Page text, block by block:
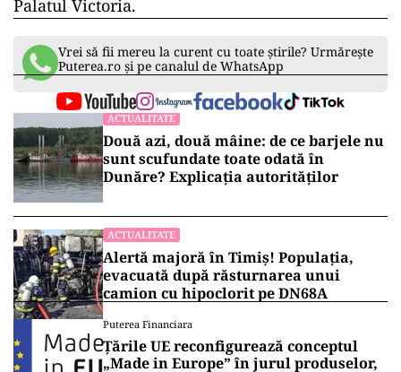
Palatul Victoria.
Vrei să fii mereu la curent cu toate știrile? Urmărește
Puterea.ro și pe canalul de WhatsApp
ACTUALITATE
Două azi, două mâine: de ce barjele nu
sunt scufundate toate odată în
Dunăre? Explicația autorităților
ACTUALITATE
Alertă majoră în Timiș! Populația,
evacuată după răsturnarea unui
camion cu hipoclorit pe DN68A
Puterea Financiara
Țările UE reconfigurează conceptul
„Made in Europe” în jurul produselor,